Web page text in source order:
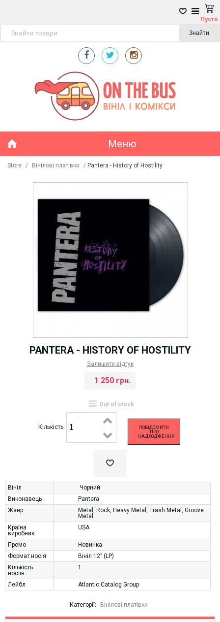
Пусто
Знайти
Меню
Store / Вінілові платівки / Pantera - History of Hostility
PANTERA - HISTORY OF HOSTILITY
Залишити відгук
1 250 грн.
Out of stock
Кількість:
ПОВІДОМИТИ
ПРО
НАДХОДЖЕННЯ
Вініл
Чорний
Виконавець
Pantera
Жанр
Metal Rock Heavy Metal Trash Metal
Groove
Metal
Країна
виробник
USA
Промо
Новинка
Формат носія
Вініл 12” (LP)
Кількість
носіїв
1
Лейбл Atlantic Catalog Group
Категорії: Вінілові платівки